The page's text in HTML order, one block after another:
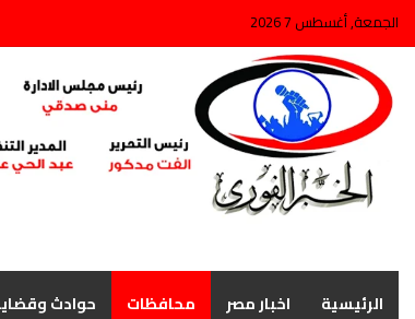
الجمعة, أغسطس 7 2026
الرئيسية اخبار مصر محافظات حوادث